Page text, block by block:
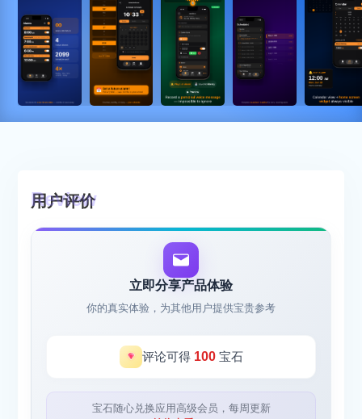
用户评价
立即分享产品体验
你的真实体验，为其他用户提供宝贵参考
评论可得 100宝石
宝石随心兑换应用高级会员，每周更新